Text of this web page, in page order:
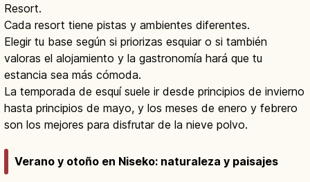
Resort.
Cada resort tiene pistas y ambientes diferentes.
Elegir tu base según si priorizas esquiar o si también
valoras el alojamiento y la gastronomía hará que tu
estancia sea más cómoda.
La temporada de esquí suele ir desde principios de invierno
hasta principios de mayo, y los meses de enero y febrero
son los mejores para disfrutar de la nieve polvo.
Verano y otoño en Niseko: naturaleza y paisajes